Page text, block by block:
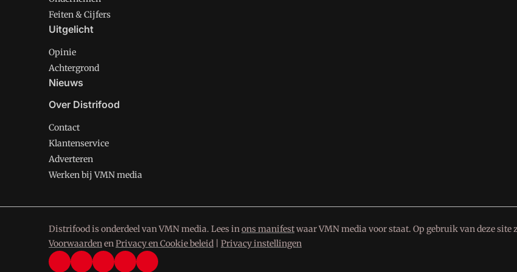
Feiten & Cijfers
Uitgelicht
Opinie
Achtergrond
Nieuws
Over Distrifood
Contact
Klantenservice
Adverteren
Werken bij VMN media
Distrifood is onderdeel van VMN media. Lees inons manifestwaar VMN media voor staat. Op gebruik van deze site
VoorwaardenenPrivacy en Cookie beleid Privacy instellingen